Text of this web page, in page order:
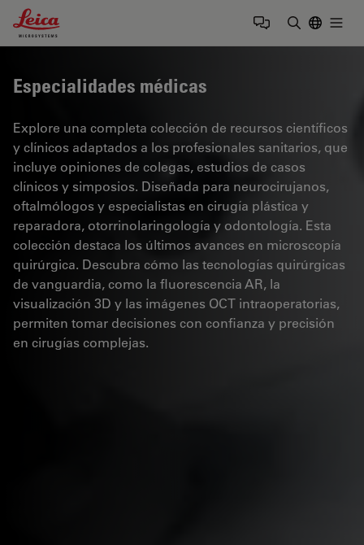
Leica Microsystems Logo
Especialidades médicas
Explore una completa colección de recursos científicos
y clínicos adaptados a los profesionales sanitarios, que
incluye opiniones de colegas, estudios de casos
clínicos y simposios. Diseñada para neurocirujanos,
oftalmólogos y especialistas en cirugía plástica y
reparadora, otorrinolaringología y odontología. Esta
colección destaca los últimos avances en microscopía
quirúrgica. Descubra cómo las tecnologías quirúrgicas
de vanguardia, como la fluorescencia AR, la
visualización 3D y las imágenes OCT intraoperatorias,
permiten tomar decisiones con confianza y precisión
en cirugías complejas.